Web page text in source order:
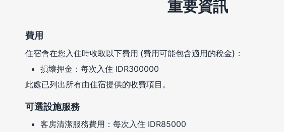
重要資訊
費用
住宿會在您入住時收取以下費用 (費用可能包含適用的稅金)：
損壞押金：每次入住 IDR300000
此處已列出所有由住宿提供的收費項目。
可選設施服務
客房清潔服務費用：每次入住 IDR85000